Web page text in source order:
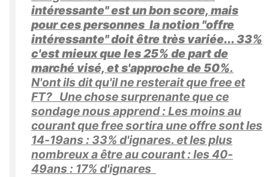
intéressante" est un bon score, mais
pour ces personnes la notion "offre
intéressante" doit être très variée... 33%
c'est mieux que les 25% de part de
marché visé, et s'approche de 50%.
N'ont ils dit qu'il ne resterait que free et
FT? Une chose surprenante que ce
sondage nous apprend : Les moins au
courant que free sortira une offre sont les
14-19ans : 33% d'ignares. et les plus
nombreux a être au courant : les 40-
49ans : 17% d'ignares